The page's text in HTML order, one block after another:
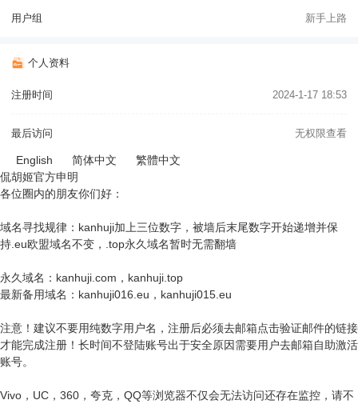
用户组 新手上路
个人资料
注册时间 2024-1-17 18:53
最后访问 无权限查看
English 简体中文
繁體中文
侃胡姬官方申明
各位圈内的朋友你们好：
域名寻找规律：kanhuji加上三位数字，被墙后末尾数字开始递增并保
持.eu欧盟域名不变，.top永久域名暂时无需翻墙
永久域名：kanhuji.com，kanhuji.top
最新备用域名：kanhuji016.eu，kanhuji015.eu
注意！建议不要用纯数字用户名，注册后必须去邮箱点击验证邮件的链接
才能完成注册！长时间不登陆账号出于安全原因需要用户去邮箱自助激活
账号。
Vivo，UC，360，夸克，QQ等浏览器不仅会无法访问还存在监控，请不